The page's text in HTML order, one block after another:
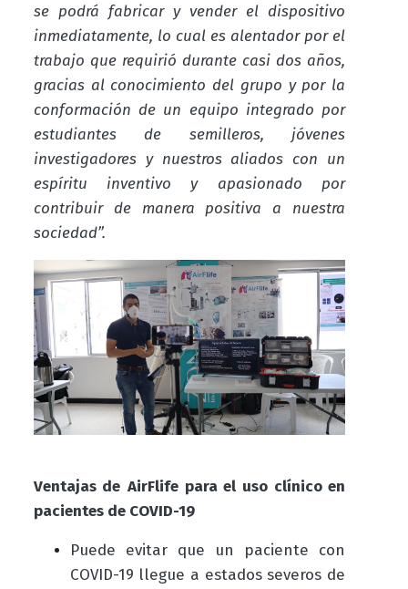
se podrá fabricar y vender el dispositivo
inmediatamente, lo cual es alentador por el
trabajo que requirió durante casi dos años,
gracias al conocimiento del grupo y por la
conformación de un equipo integrado por
estudiantes de semilleros, jóvenes
investigadores y nuestros aliados con un
espíritu inventivo y apasionado por
contribuir de manera positiva a nuestra
sociedad”.
Ventajas de AirFlife para el uso clínico en
pacientes de COVID-19
Puede evitar que un paciente con
COVID-19 llegue a estados severos de